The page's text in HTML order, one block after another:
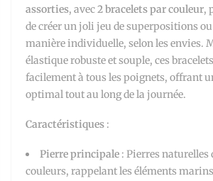
assorties, avec2 bracelets par couleur,
de créer un joli jeu de superpositions ou
manière individuelle, selon les envies.
élastique robuste et souple, ces
facilement à tous les poignets, offrant
optimal tout au long de la journée.
Caractéristiques :
Pierre principale : Pierres naturelles
couleurs, rappelant les éléments marins